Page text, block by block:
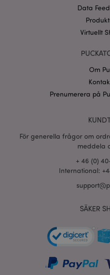
Data
Virtuellt
Om
Prenumerera på
För generella frågor om
meddela
+ 46 (0)
International:
SÄKER
searchReport-log
section_data_ids
product_data_storage
sekretesspolicy